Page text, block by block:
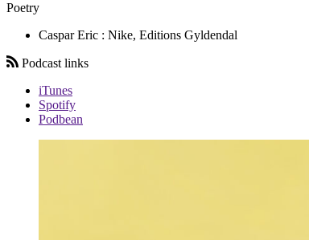
Poetry
Caspar Eric : Nike, Editions Gyldendal
Podcast links
iTunes
Spotify
Podbean